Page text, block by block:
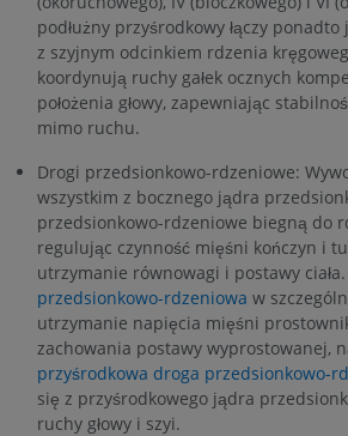
podłużny przyśrodkowy łączy
z szyjnym odcinkiem rdzenia
koordynują ruchy gałek ocznych
położenia głowy, zapewniając
mimo ruchu.
Drogi przedsionkowo-rdzeniowe:
wszystkim z bocznego jądra
przedsionkowo-rdzeniowe biegną do
regulując czynność mięśni kończyn i
utrzymanie równowagi i postawy ciała.
przedsionkowo-rdzeniowa w
utrzymanie napięcia mięśni
zachowania postawy wyprostowanej,
przyśrodkowa droga przedsionkowo-
się z przyśrodkowego jądra
ruchy głowy i szyi.